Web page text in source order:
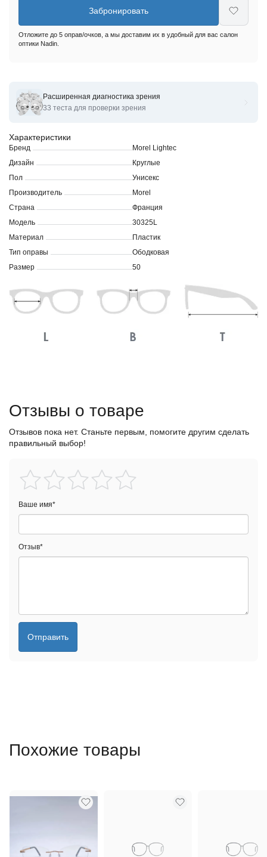
Оправы для очков корригирующих Morel Lightec 30325L
Характеристики
Бренд
Morel Lightec
Дизайн
Круглые
Пол
Унисекс
Производитель
Morel
Страна
Франция
Модель
30325L
Материал
Пластик
Тип оправы
Ободковая
Размер
50
Забронировать
Отложите до 5 оправ/очков, а мы доставим их в удобный для вас салон
оптики Nadin.
Расширенная диагностика зрения
33 теста для проверки зрения
Отзывы о товаре
Отзывов пока нет. Станьте первым, помогите другим сделать
правильный выбор!
Ваше имя*
Отзыв*
Отправить
Похожие товары